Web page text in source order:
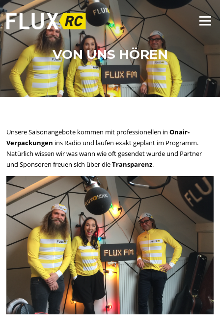
Zum
Inhalt
springen
Menü
VON UNS HÖREN
Unsere Saisonangebote kommen mit professionellen inOnair-
Verpackungen ins Radio und laufen exakt geplant im Programm.
Natürlich wissen wir was wann wie oft gesendet wurde und Partner
und Sponsoren freuen sich über dieTransparenz.